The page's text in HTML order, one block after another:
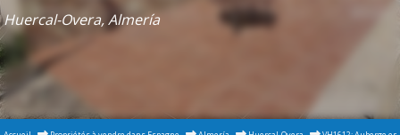
Huercal-Overa, Almería